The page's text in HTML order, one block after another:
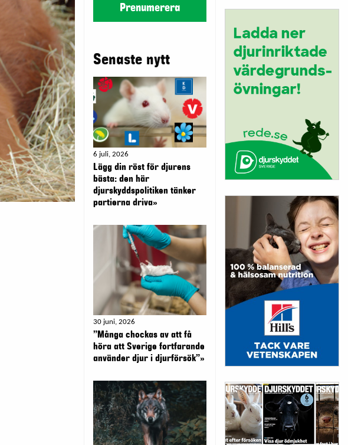
Prenumerera
Senaste nytt
6 juli, 2026
Lägg din röst för djurens
bästa: den här
djurskyddspolitiken tänker
partierna driva»
30 juni, 2026
”Många chockas av att få
höra att Sverige fortfarande
använder djur i djurförsök”»